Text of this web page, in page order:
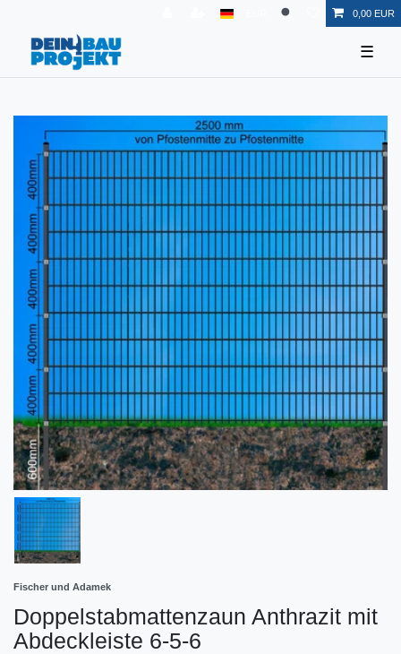
0,00 EUR
☰
Fischer und Adamek
Doppelstabmattenzaun Anthrazit mit
Abdeckleiste 6-5-6